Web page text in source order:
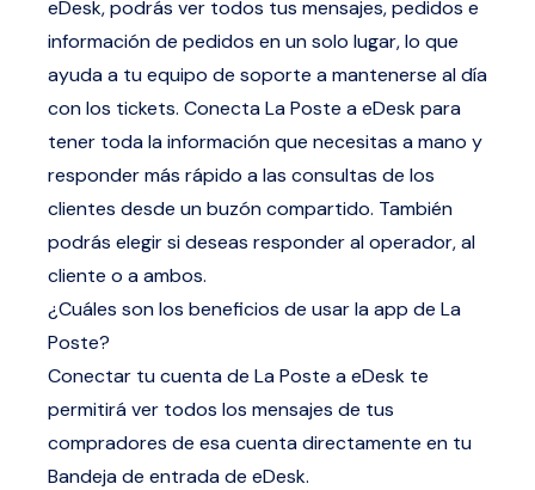
eDesk, podrás ver todos tus mensajes, pedidos e
información de pedidos en un solo lugar, lo que
ayuda a tu equipo de soporte a mantenerse al día
con los tickets. Conecta La Poste a eDesk para
tener toda la información que necesitas a mano y
responder más rápido a las consultas de los
clientes desde un buzón compartido. También
podrás elegir si deseas responder al operador, al
cliente o a ambos.
¿Cuáles son los beneficios de usar la app de La
Poste?
Conectar tu cuenta de La Poste a eDesk te
permitirá ver todos los mensajes de tus
compradores de esa cuenta directamente en tu
Bandeja de entrada de eDesk.